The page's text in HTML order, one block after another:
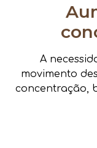
A
movimento
concentração,